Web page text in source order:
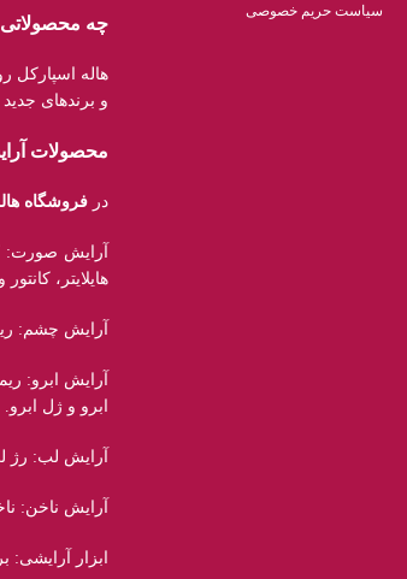
سیاست حریم خصوصی
چه محصولاتی
هاله
و برند‌های
محصولات
در فروشگاه
هایلایتر،
آرایش چشم:
آرایش ابرو:
ابرو و ژل ابرو.
آرایش لب: رژ
آرایش ناخن:
ابزار